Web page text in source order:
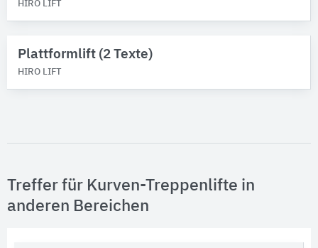
Produktkategorie
Schrägaufzüge
Bitte auswählen
Untergründe, Lage
HIRO LIFT
Plattformlift (2 Texte)
HIRO LIFT
Treffer für Kurven-Treppenlifte in
anderen Bereichen